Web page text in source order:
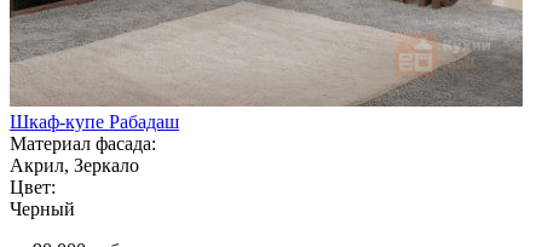
Шкаф-купе Рабадаш
Материал фасада:
Акрил, Зеркало
Цвет:
Черный